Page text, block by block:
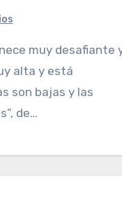
alta y está
son bajas y las
de…